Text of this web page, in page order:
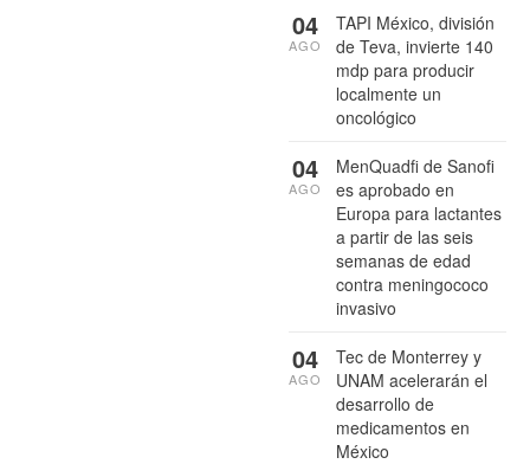
TAPI México, división
de Teva, invierte 140
mdp para producir
localmente un
oncológico
04
AGO
MenQuadfi de Sanofi
es aprobado en
Europa para lactantes
a partir de las seis
semanas de edad
contra meningococo
invasivo
04
AGO
Tec de Monterrey y
UNAM acelerarán el
desarrollo de
medicamentos en
México
04
AGO